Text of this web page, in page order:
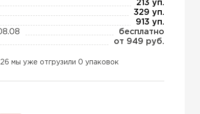
213 уп.
329 уп.
913 уп.
бесплатно
от 949 руб.
мы уже отгрузили 0 упаковок